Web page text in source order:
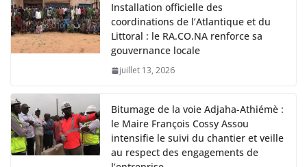
Installation officielle des
coordinations de l’Atlantique et du
Littoral : le RA.CO.NA renforce sa
gouvernance locale
juillet 13, 2026
Bitumage de la voie Adjaha-Athiémè :
le Maire François Cossy Assou
intensifie le suivi du chantier et veille
au respect des engagements de